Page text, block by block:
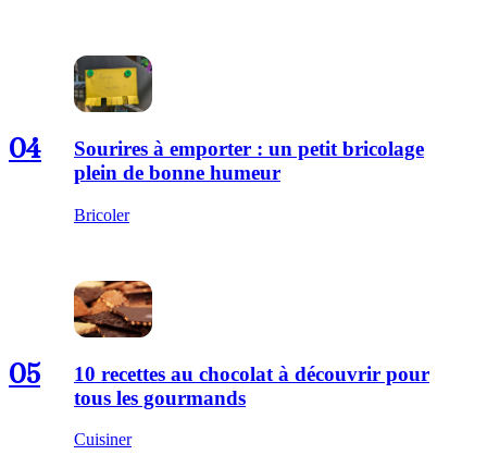
04
Sourires à emporter : un petit bricolage
plein de bonne humeur
Bricoler
05
10 recettes au chocolat à découvrir pour
tous les gourmands
Cuisiner